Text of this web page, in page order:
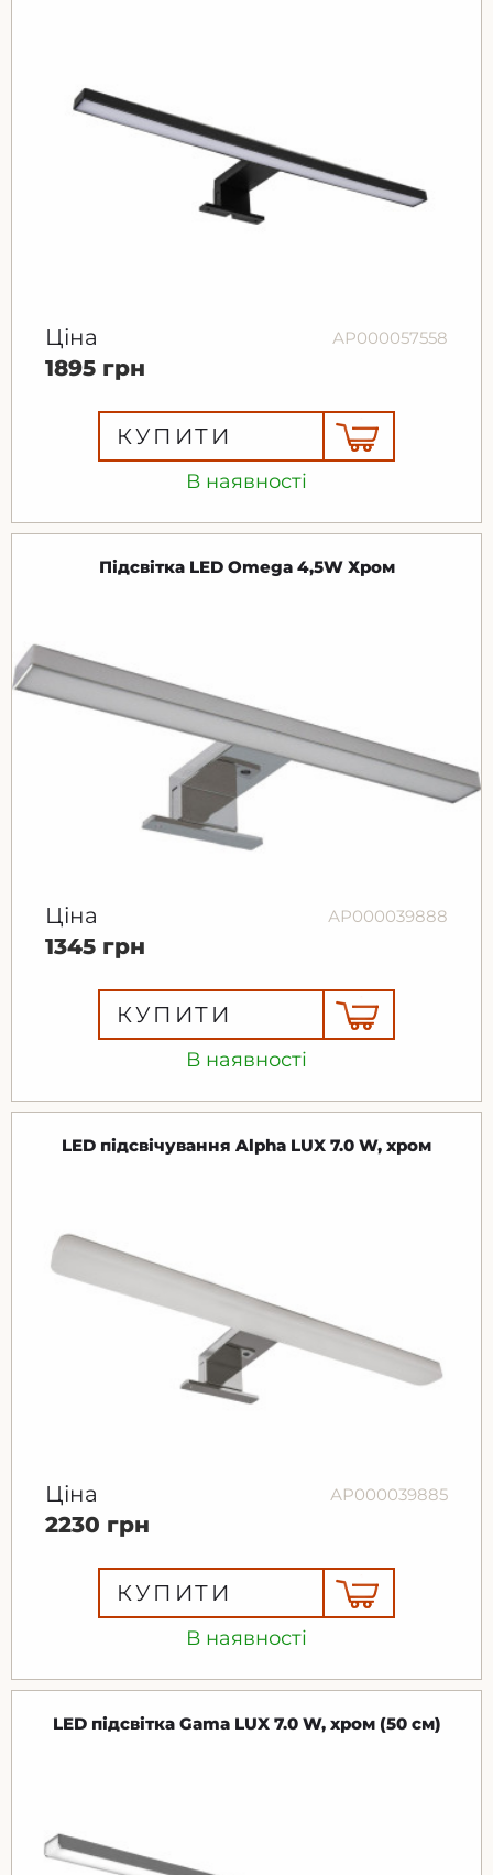
В наявності
Ціна АР000057558
1895 грн
КУПИТИ
В наявності
Підсвітка LED Omega 4,5W Хром
Ціна АР000039888
1345 грн
КУПИТИ
В наявності
LED підсвічування Alpha LUX 7.0 W, хром
Ціна АР000039885
2230 грн
КУПИТИ
LED підсвітка Gama LUX 7.0 W, хром (50 см)